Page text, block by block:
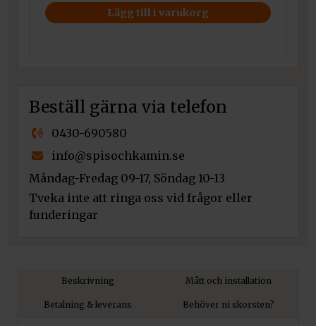
Lägg till i varukorg
Beställ gärna via telefon
0430-690580
info@spisochkamin.se
Måndag-Fredag 09-17, Söndag 10-13
Tveka inte att ringa oss vid frågor eller
funderingar
Beskrivning Mått och installation
Betalning & leverans Behöver ni skorsten?